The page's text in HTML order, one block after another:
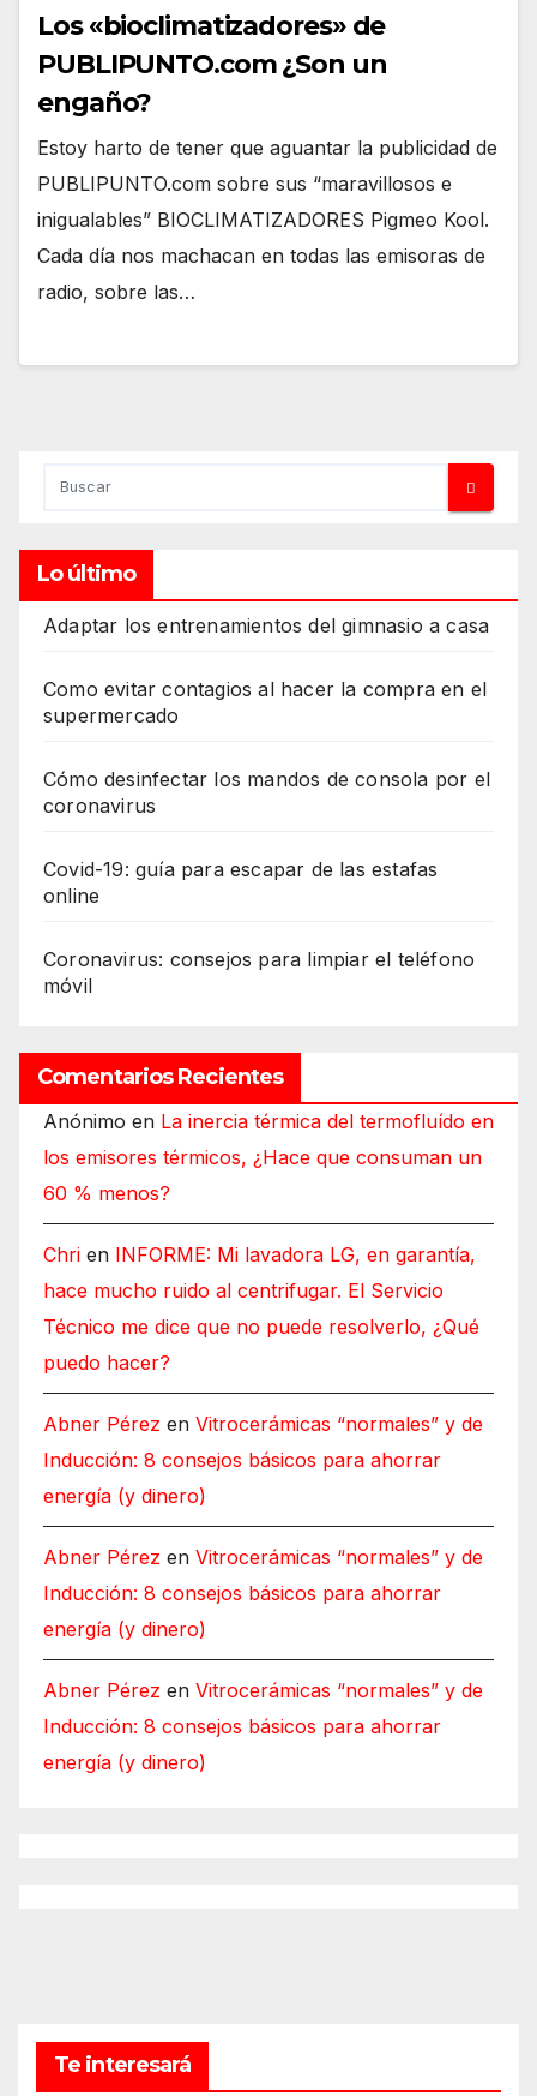
Los «bioclimatizadores» de
PUBLIPUNTO.com ¿Son un
engaño?
Estoy harto de tener que aguantar la publicidad de
PUBLIPUNTO.com sobre sus “maravillosos e
inigualables” BIOCLIMATIZADORES Pigmeo Kool.
Cada día nos machacan en todas las emisoras de
radio, sobre las…
Lo último
Adaptar los entrenamientos del gimnasio a casa
Como evitar contagios al hacer la compra en el
supermercado
Cómo desinfectar los mandos de consola por el
coronavirus
Covid-19: guía para escapar de las estafas
online
Coronavirus: consejos para limpiar el teléfono
móvil
Comentarios Recientes
Anónimo en La inercia térmica del termofluído en
los emisores térmicos, ¿Hace que consuman un
60 % menos?
Chri en INFORME: Mi lavadora LG, en garantía,
hace mucho ruido al centrifugar. El Servicio
Técnico me dice que no puede resolverlo, ¿Qué
puedo hacer?
Abner Pérez en Vitrocerámicas “normales” y de
Inducción: 8 consejos básicos para ahorrar
energía (y dinero)
Abner Pérez en Vitrocerámicas “normales” y de
Inducción: 8 consejos básicos para ahorrar
energía (y dinero)
Abner Pérez en Vitrocerámicas “normales” y de
Inducción: 8 consejos básicos para ahorrar
energía (y dinero)
Te interesará